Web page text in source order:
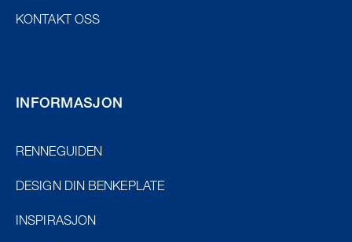
KONTAKT OSS
INFORMASJON
RENNEGUIDEN
DESIGN DIN BENKEPLATE
INSPIRASJON